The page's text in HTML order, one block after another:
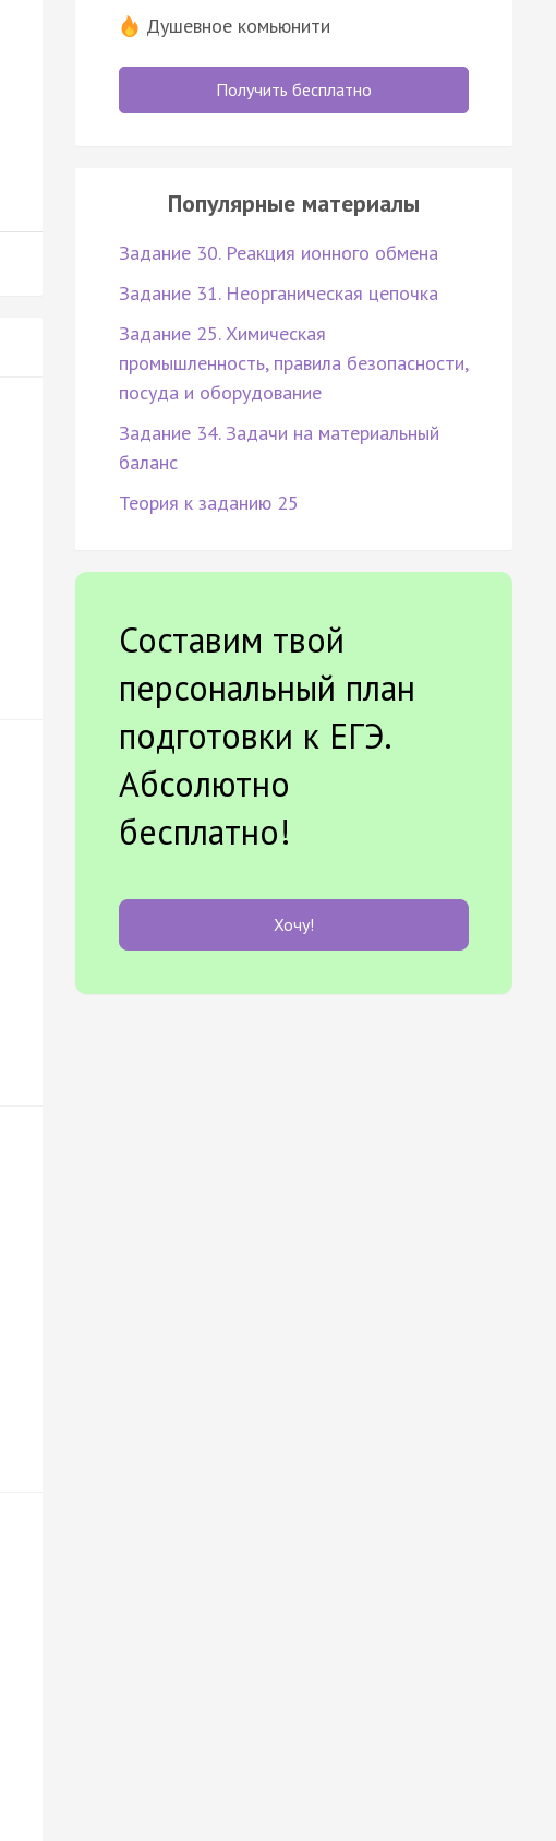
Душевное комьюнити
Получить бесплатно
Популярные материалы
Задание 30. Реакция ионного обмена
Задание 31. Неорганическая цепочка
Задание 25. Химическая
промышленность, правила безопасности,
посуда и оборудование
Задание 34. Задачи на материальный
баланс
Теория к заданию 25
Составим твой
персональный план
подготовки к ЕГЭ.
Абсолютно
бесплатно!
Хочу!